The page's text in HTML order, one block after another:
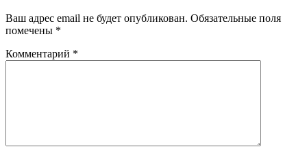
Ваш адрес email не будет опубликован. Обязательные поля
помечены *
Комментарий *